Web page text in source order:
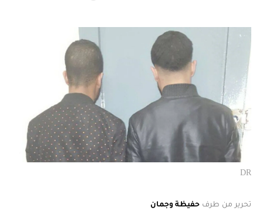
DR
تحرير من طرف حفيظة وجمان